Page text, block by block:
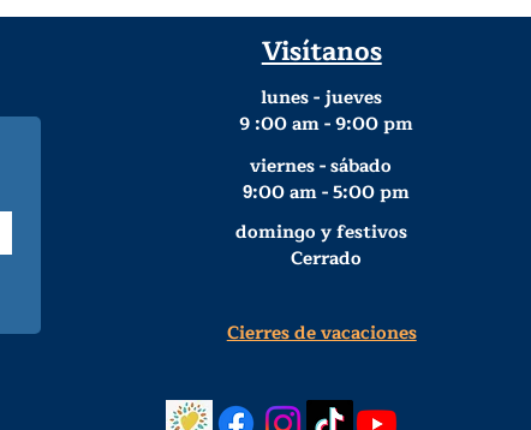
Visítanos
lunes - jueves
9 :00 am - 9:00 pm
viernes - sábado
9:00 am - 5:00 pm
domingo y festivos
Cerrado
Cierres de vacaciones